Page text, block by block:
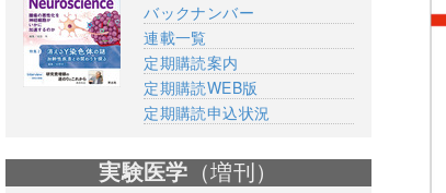
バックナンバー
連載一覧
定期購読案内
定期購読WEB版
定期購読申込状況
実験医学 （増刊）